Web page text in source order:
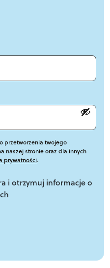
przetworzenia twojego
naszej stronie oraz dla innych
prywatności.
i otrzymuj informacje o